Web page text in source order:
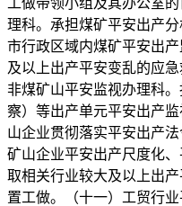
工做带领小组及其办公室
理科。承担煤矿平安出产
市行政区域内煤矿平安出
及以上出产平安变乱的应
非煤矿山平安监视办理科
察）等出产单元平安出产
山企业贯彻落实平安出产
矿山企业平安出产尺度化
取相关行业较大及以上出
置工做。（十一）工贸行